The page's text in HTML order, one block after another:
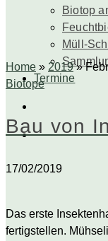
Biotop
Müll-
Termine
Home » 2019 »
Biotope
Bau von
17/02/2019
Das erste
fertigstellen.